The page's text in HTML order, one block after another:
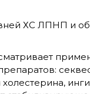
ХС ЛПНП и